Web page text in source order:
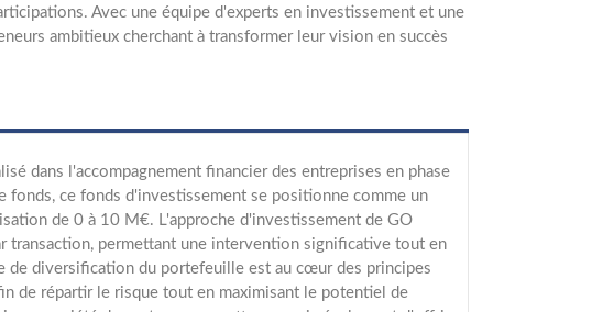
Avec une équipe d'experts en investissement et une
ambitieux cherchant à transformer leur vision en succès
dans l'accompagnement financier des entreprises en phase
fonds, ce fonds d'investissement se positionne comme un
de 0 à 10 M€. L'approche d'investissement de GO
transaction, permettant une intervention significative tout en
de diversification du portefeuille est au cœur des principes
de répartir le risque tout en maximisant le potentiel de